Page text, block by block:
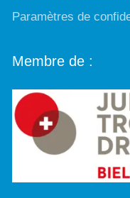
Paramètres de
Membre de :